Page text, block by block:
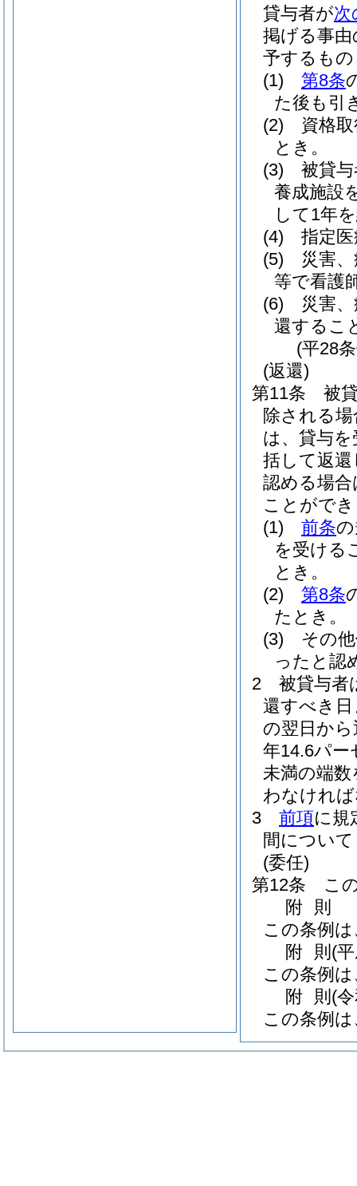
貸与者が次
掲げる事
予するも
(1)
第8条
た後も引
(2)
資格
とき。
(3)
被貸
養成施設
して1年
(4)
指定
(5)
災害
等で看護
(6)
災害
還するこ
(平28
(返還)
第11条
被
除される
は、貸与
括して返
認める場
ことがで
(1)
前条
を受ける
とき。
(2)
第8条
たとき。
(3)
その
ったと認
2
被貸与者
還すべき
の翌日か
年14.6パー
未満の端
わなけれ
3
前項に規
間につい
(委任)
第12条
こ
附 則
この条例
附 則 (
この条例
附 則 (
この条例